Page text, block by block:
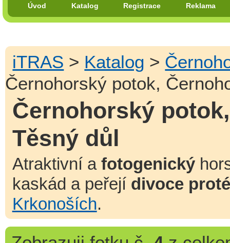
Úvod Katalog Registrace Reklama
iTRAS > Katalog >
Černohorský potok,
Černohorský
Těsný důl
Atraktivní a fotogenický
kaskád a peřejí divoce
Krkonoších.